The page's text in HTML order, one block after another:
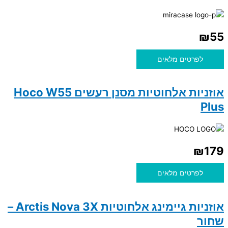
₪55
לפרטים מלאים
אוזניות אלחוטיות מסנן רעשים Hoco W55
Plus
₪179
לפרטים מלאים
אוזניות גיימינג אלחוטיות Arctis Nova 3X –
שחור